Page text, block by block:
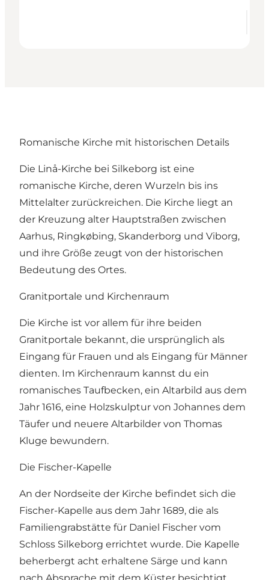
Romanische Kirche mit historischen Details
Die Linå-Kirche bei Silkeborg ist eine
romanische Kirche, deren Wurzeln bis ins
Mittelalter zurückreichen. Die Kirche liegt an
der Kreuzung alter Hauptstraßen zwischen
Aarhus, Ringkøbing, Skanderborg und Viborg,
und ihre Größe zeugt von der historischen
Bedeutung des Ortes.
Granitportale und Kirchenraum
Die Kirche ist vor allem für ihre beiden
Granitportale bekannt, die ursprünglich als
Eingang für Frauen und als Eingang für Männer
dienten. Im Kirchenraum kannst du ein
romanisches Taufbecken, ein Altarbild aus dem
Jahr 1616, eine Holzskulptur von Johannes dem
Täufer und neuere Altarbilder von Thomas
Kluge bewundern.
Die Fischer-Kapelle
An der Nordseite der Kirche befindet sich die
Fischer-Kapelle aus dem Jahr 1689, die als
Familiengrabstätte für Daniel Fischer vom
Schloss Silkeborg errichtet wurde. Die Kapelle
beherbergt acht erhaltene Särge und kann
nach Absprache mit dem Küster besichtigt